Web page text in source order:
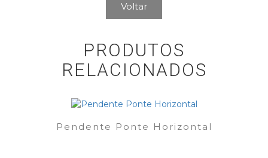
Voltar
PRODUTOS
RELACIONADOS
Pendente Ponte Horizontal